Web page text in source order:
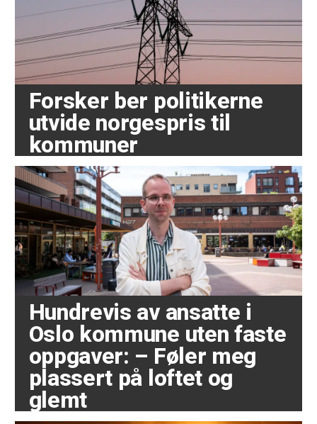
Forsker ber politikerne
utvide norgespris til
kommuner
Hundrevis av ansatte i
Oslo kommune uten faste
oppgaver: – Føler meg
plassert på loftet og
glemt